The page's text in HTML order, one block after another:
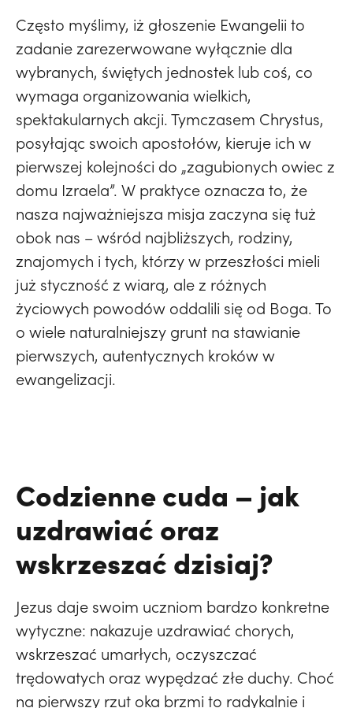
Często myślimy, iż głoszenie Ewangelii to
zadanie zarezerwowane wyłącznie dla
wybranych, świętych jednostek lub coś, co
wymaga organizowania wielkich,
spektakularnych akcji. Tymczasem Chrystus,
posyłając swoich apostołów, kieruje ich w
pierwszej kolejności do „zagubionych owiec z
domu Izraela”. W praktyce oznacza to, że
nasza najważniejsza misja zaczyna się tuż
obok nas – wśród najbliższych, rodziny,
znajomych i tych, którzy w przeszłości mieli
już styczność z wiarą, ale z różnych
życiowych powodów oddalili się od Boga. To
o wiele naturalniejszy grunt na stawianie
pierwszych, autentycznych kroków w
ewangelizacji.
Codzienne cuda – jak
uzdrawiać oraz
wskrzeszać dzisiaj?
Jezus daje swoim uczniom bardzo konkretne
wytyczne: nakazuje uzdrawiać chorych,
wskrzeszać umarłych, oczyszczać
trędowatych oraz wypędzać złe duchy. Choć
na pierwszy rzut oka brzmi to radykalnie i